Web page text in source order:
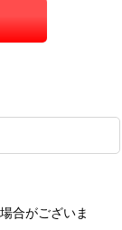
合がございま